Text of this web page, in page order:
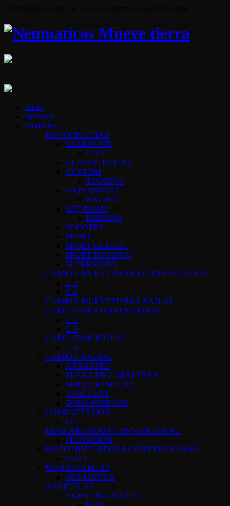
Inicio
Nosotros
Productos
MOTOCICLETAS
ALLROUND
CITY
CLASSIC RACING
CUSTOM
TOURING
HYPERSPORT
RACING
OFF ROAD
ENDURO
SCOOTER
SPORT
SPORT CLASSIC
SPORT TOURING
SUPERMOTO
CAMION MUEVETIERRA CONVENCIONAL
E-3
E-4
CAMION MUEVETIERRA RADIAL
CARGADOR CONVENCIONAL
L-3
L-5
CARGADOR RADIAL
L-3
CAMIÓN RADIAL
ARRASTRE
FUERA DE CARRETERA
SERVICIO MIXTO
TRACCION
TODA POSICION
COMPACTA DOR
C-1
MINICARGADOR CONVENCIONAL
FLOTACION
MOTO NIVELADORA CONVENCIO NAL
G2-L2
MONTACARGAS
NEUMATICA
AGRICOLAS
AGRICOLA RADIAL